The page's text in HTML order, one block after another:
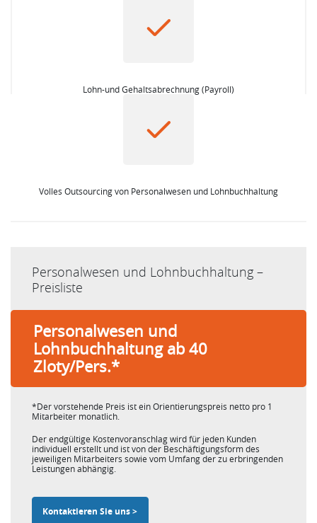
Lohn-und Gehaltsabrechnung (Payroll)
Volles Outsourcing von Personalwesen und Lohnbuchhaltung
Personalwesen und Lohnbuchhaltung –
Preisliste
Personalwesen und
Lohnbuchhaltung ab 40
Zloty/Pers.*
*Der vorstehende Preis ist ein Orientierungspreis netto pro 1
Mitarbeiter monatlich.
Der endgültige Kostenvoranschlag wird für jeden Kunden
individuell erstellt und ist von der Beschäftigungsform des
jeweiligen Mitarbeiters sowie vom Umfang der zu erbringenden
Leistungen abhängig.
Kontaktieren Sie uns >